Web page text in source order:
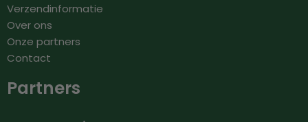
Verzendinformatie
Over ons
Onze partners
Contact
Partners